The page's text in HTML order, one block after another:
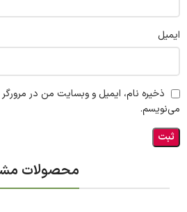
ایمیل
ذخیره نام، ایمیل و وبسایت من در
می‌نویسم.
محصولات